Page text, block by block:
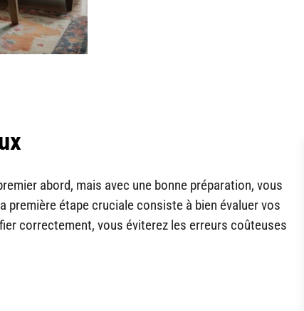
abord, mais avec une bonne préparation, vous
première étape cruciale consiste à bien évaluer vos
correctement, vous éviterez les erreurs coûteuses